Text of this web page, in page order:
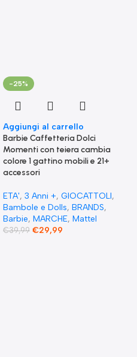
-25%
Aggiungi al carrello
​Barbie Caffetteria Dolci
Momenti con teiera cambia
colore 1 gattino mobili e 21+
accessori
ETA', 3 Anni +, GIOCATTOLI,
Bambole e Dolls, BRANDS,
Barbie, MARCHE, Mattel
€39,99 €29,99